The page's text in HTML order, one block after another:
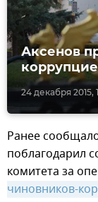
24 декабря 2015,
Аксенов
Ранее
поблагодарил
комитета за
чиновников-